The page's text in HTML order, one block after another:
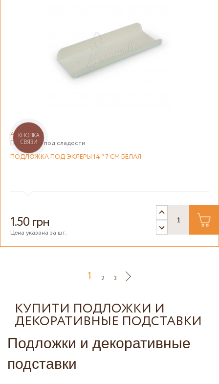
Арт: 08383
Подставки под сладости
ПОДЛОЖКА ПОД ЭКЛЕРЫ 14 * 7 СМ БЕЛАЯ
1.50 грн
Цена указана за шт.
1 2 3
КУПИТИ ПОДЛОЖКИ И
ДЕКОРАТИВНЫЕ ПОДСТАВКИ
Подложки и декоративные
подставки
КНОПКА
СВЯЗИ